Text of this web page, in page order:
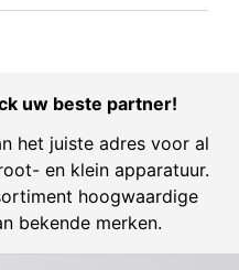
uw beste partner!
het juiste adres voor al
en klein apparatuur.
hoogwaardige
bekende merken.